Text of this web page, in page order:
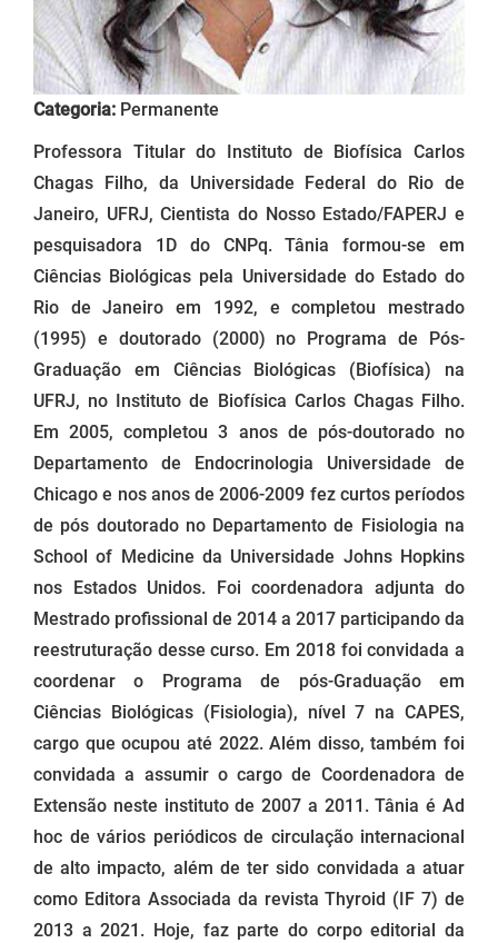
Categoria: Permanente
Professora Titular do Instituto de Biofísica Carlos
Chagas Filho, da Universidade Federal do Rio de
Janeiro, UFRJ, Cientista do Nosso Estado/FAPERJ e
pesquisadora 1D do CNPq. Tânia formou-se em
Ciências Biológicas pela Universidade do Estado do
Rio de Janeiro em 1992, e completou mestrado
(1995) e doutorado (2000) no Programa de Pós-
Graduação em Ciências Biológicas (Biofísica) na
UFRJ, no Instituto de Biofísica Carlos Chagas Filho.
Em 2005, completou 3 anos de pós-doutorado no
Departamento de Endocrinologia Universidade de
Chicago e nos anos de 2006-2009 fez curtos períodos
de pós doutorado no Departamento de Fisiologia na
School of Medicine da Universidade Johns Hopkins
nos Estados Unidos. Foi coordenadora adjunta do
Mestrado profissional de 2014 a 2017 participando da
reestruturação desse curso. Em 2018 foi convidada a
coordenar o Programa de pós-Graduação em
Ciências Biológicas (Fisiologia), nível 7 na CAPES,
cargo que ocupou até 2022. Além disso, também foi
convidada a assumir o cargo de Coordenadora de
Extensão neste instituto de 2007 a 2011. Tânia é Ad
hoc de vários periódicos de circulação internacional
de alto impacto, além de ter sido convidada a atuar
como Editora Associada da revista Thyroid (IF 7) de
2013 a 2021. Hoje, faz parte do corpo editorial da